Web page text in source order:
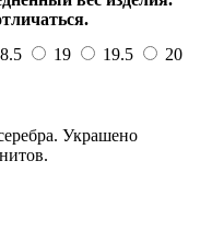
19 19.5
20
Украшено